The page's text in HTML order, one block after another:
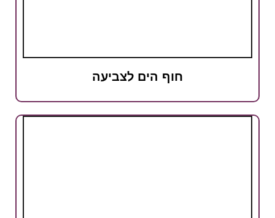
חוף הים לצביעה